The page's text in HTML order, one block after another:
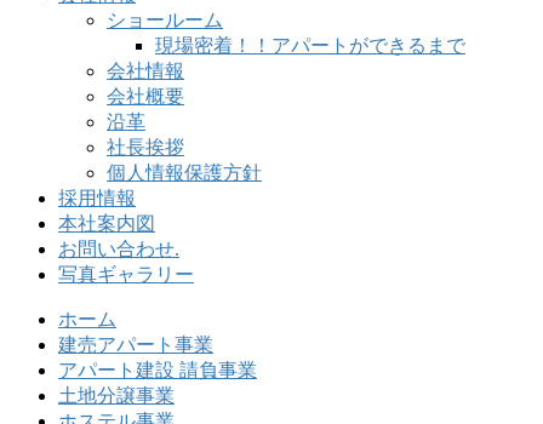
ショールーム
現場密着！！アパートができるまで
会社情報
会社概要
沿革
社長挨拶
個人情報保護方針
採用情報
本社案内図
お問い合わせ.
写真ギャラリー
ホーム
建売アパート事業
アパート建設 請負事業
土地分譲事業